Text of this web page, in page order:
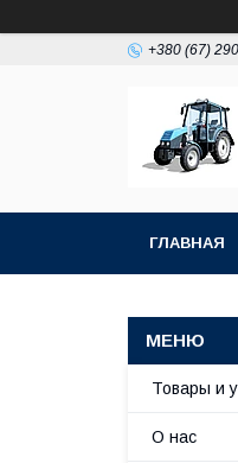
+380 (67)
ГЛАВНАЯ
Товары и
О нас